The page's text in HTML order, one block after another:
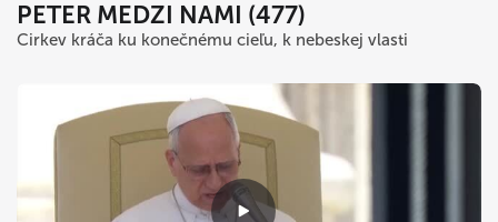
PETER MEDZI NAMI (477)
Cirkev kráča ku konečnému cieľu, k nebeskej vlasti